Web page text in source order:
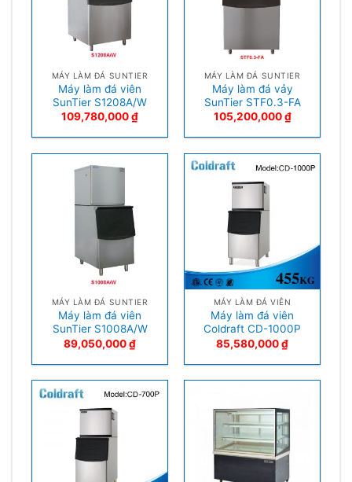
MÁY LÀM ĐÁ SUNTIER
Máy làm đá viên
SunTier S1208A/W
109,780,000₫
MÁY LÀM ĐÁ SUNTIER
Máy làm đá vảy
SunTier STF0.3-FA
105,200,000₫
MÁY LÀM ĐÁ SUNTIER
Máy làm đá viên
SunTier S1008A/W
89,050,000₫
MÁY LÀM ĐÁ VIÊN
Máy làm đá viên
Coldraft CD-1000P
85,580,000₫